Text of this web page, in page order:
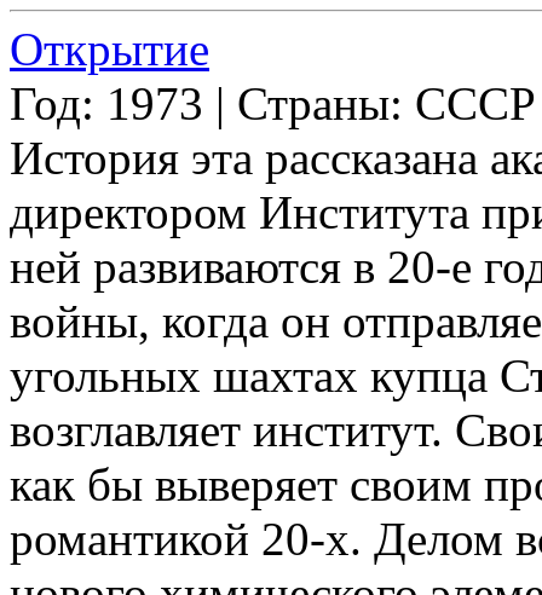
Открытие
Год: 1973 | Страны: СССР
История эта
директором Института
ней развиваются в 20-е
войны, когда он
угольных шахтах купца
возглавляет институт.
как бы выверяет своим
романтикой 20-х. Делом